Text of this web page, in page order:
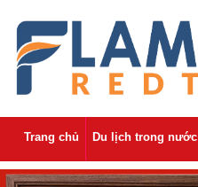
Trang chủ Du lịch trong nước